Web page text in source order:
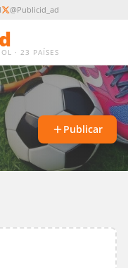
@Publicid_ad
· 23 PAÍSES
Publicar